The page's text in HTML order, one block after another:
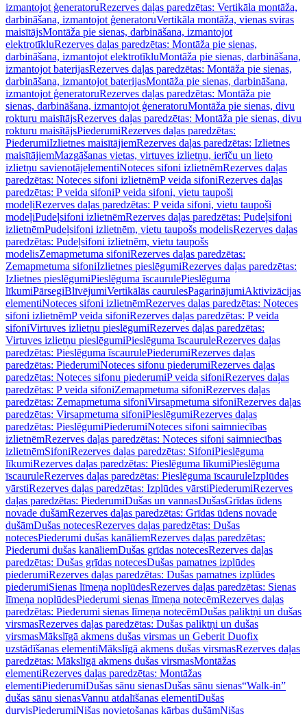
izmantojot ģeneratoruRezerves daļas paredzētas: Vertikāla montāža,
darbināšana, izmantojot ģeneratoruVertikāla montāža, vienas sviras
maisītājsMontāža pie sienas, darbināšana, izmantojot
elektrotīkluRezerves daļas paredzētas: Montāža pie sienas,
darbināšana, izmantojot elektrotīkluMontāža pie sienas, darbināšana,
izmantojot baterijasRezerves daļas paredzētas: Montāža pie sienas,
darbināšana, izmantojot baterijasMontāža pie sienas, darbināšana,
izmantojot ģeneratoruRezerves daļas paredzētas: Montāža pie
sienas, darbināšana, izmantojot ģeneratoruMontāža pie sienas, divu
rokturu maisītājsRezerves daļas paredzētas: Montāža pie sienas, divu
rokturu maisītājsPiederumiRezerves daļas paredzētas:
PiederumiIzlietnes maisītājiemRezerves daļas paredzētas: Izlietnes
maisītājiemMazgāšanas vietas, virtuves izlietņu, ierīču un lieto
izlietņu savienotājelementiNoteces sifoni izlietnēmRezerves daļas
paredzētas: Noteces sifoni izlietnēmP veida sifoniRezerves daļas
paredzētas: P veida sifoniP veida sifoni, vietu taupoši
modeļiRezerves daļas paredzētas: P veida sifoni, vietu taupoši
modeļiPudeļsifoni izlietnēmRezerves daļas paredzētas: Pudeļsifoni
izlietnēmPudeļsifoni izlietnēm, vietu taupošs modelisRezerves daļas
paredzētas: Pudeļsifoni izlietnēm, vietu taupošs
modelisZemapmetuma sifoniRezerves daļas paredzētas:
Zemapmetuma sifoniIzlietnes pieslēgumiRezerves daļas paredzētas:
Izlietnes pieslēgumiPieslēguma īscaurulePieslēguma
līkumiPārsegiBlīvējumiVertikālās caurulesPagarinājumiAktivizācijas
elementiNoteces sifoni izlietnēmRezerves daļas paredzētas: Noteces
sifoni izlietnēmP veida sifoniRezerves daļas paredzētas: P veida
sifoniVirtuves izlietņu pieslēgumiRezerves daļas paredzētas:
Virtuves izlietņu pieslēgumiPieslēguma īscauruleRezerves daļas
paredzētas: Pieslēguma īscaurulePiederumiRezerves daļas
paredzētas: PiederumiNoteces sifonu piederumiRezerves daļas
paredzētas: Noteces sifonu piederumiP veida sifoniRezerves daļas
paredzētas: P veida sifoniZemapmetuma sifoniRezerves daļas
paredzētas: Zemapmetuma sifoniVirsapmetuma sifoniRezerves daļas
paredzētas: Virsapmetuma sifoniPieslēgumiRezerves daļas
paredzētas: PieslēgumiPiederumiNoteces sifoni saimniecības
izlietnēmRezerves daļas paredzētas: Noteces sifoni saimniecības
izlietnēmSifoniRezerves daļas paredzētas: SifoniPieslēguma
līkumiRezerves daļas paredzētas: Pieslēguma līkumiPieslēguma
īscauruleRezerves daļas paredzētas: Pieslēguma īscauruleIzplūdes
vārstiRezerves daļas paredzētas: Izplūdes vārstiPiederumiRezerves
daļas paredzētas: PiederumiDušas un vannasDušasGrīdas ūdens
novade dušāmRezerves daļas paredzētas: Grīdas ūdens novade
dušāmDušas notecesRezerves daļas paredzētas: Dušas
notecesPiederumi dušas kanāliemRezerves daļas paredzētas:
Piederumi dušas kanāliemDušas grīdas notecesRezerves daļas
paredzētas: Dušas grīdas notecesDušas pamatnes izplūdes
piederumiRezerves daļas paredzētas: Dušas pamatnes izplūdes
piederumiSienas līmeņa noplūdesRezerves daļas paredzētas: Sienas
līmeņa noplūdesPiederumi sienas līmeņa notecēmRezerves daļas
paredzētas: Piederumi sienas līmeņa notecēmDušas paliktņi un dušas
virsmasRezerves daļas paredzētas: Dušas paliktņi un dušas
virsmasMākslīgā akmens dušas virsmas un Geberit Duofix
uzstādīšanas elementiMākslīgā akmens dušas virsmasRezerves daļas
paredzētas: Mākslīgā akmens dušas virsmasMontāžas
elementiRezerves daļas paredzētas: Montāžas
elementiPiederumiDušas sānu sienasDušas sānu sienas“Walk-in”
dušas sānu sienasVannu atdalīšanas elementiDušas
durvisPiederumiNišas novietošanas kārbas dušāmNišas